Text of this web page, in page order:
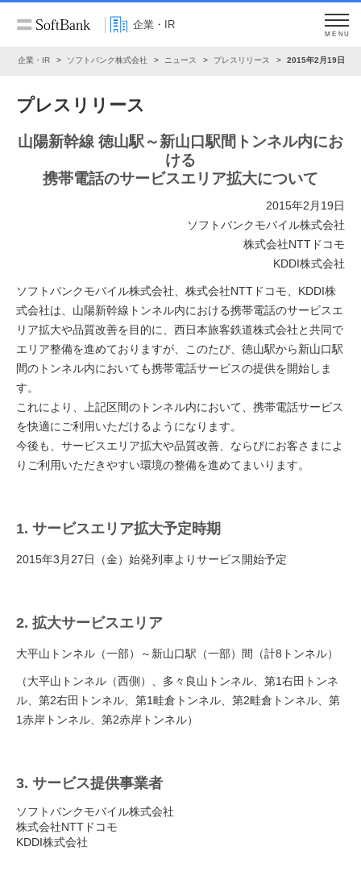
企業・IR
MENU
企業・IR ソフトバンク株式会社 ニュース プレスリリース 2015年2月19日
プレスリリース
山陽新幹線 徳山駅～新山口駅間トンネル内にお
ける
携帯電話のサービスエリア拡大について
2015年2月19日
ソフトバンクモバイル株式会社
株式会社NTTドコモ
KDDI株式会社
ソフトバンクモバイル株式会社、株式会社NTTドコモ、KDDI株
式会社は、山陽新幹線トンネル内における携帯電話のサービスエ
リア拡大や品質改善を目的に、西日本旅客鉄道株式会社と共同で
エリア整備を進めておりますが、このたび、徳山駅から新山口駅
間のトンネル内においても携帯電話サービスの提供を開始しま
す。
これにより、上記区間のトンネル内において、携帯電話サービス
を快適にご利用いただけるようになります。
今後も、サービスエリア拡大や品質改善、ならびにお客さまによ
りご利用いただきやすい環境の整備を進めてまいります。
1. サービスエリア拡大予定時期
2015年3月27日（金）始発列車よりサービス開始予定
2. 拡大サービスエリア
大平山トンネル（一部）～新山口駅（一部）間（計8トンネル）
（大平山トンネル（西側）、多々良山トンネル、第1右田トンネ
ル、第2右田トンネル、第1畦倉トンネル、第2畦倉トンネル、第
1赤岸トンネル、第2赤岸トンネル）
3. サービス提供事業者
ソフトバンクモバイル株式会社
株式会社NTTドコモ
KDDI株式会社